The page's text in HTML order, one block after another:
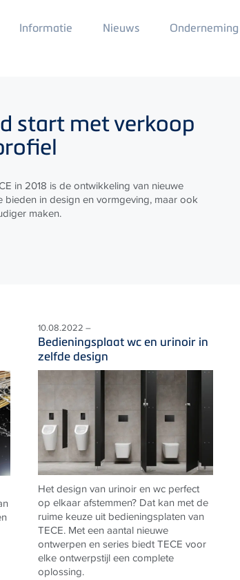
Informatie Nieuws Main
Menu
Onderneming
start met verkoop
in 2018 is de ontwikkeling van nieuwe
bieden in design en vormgeving, maar ook
maken.
10.08.2022 –
Bedieningsplaat wc en urinoir in
zelfde design
Het design van urinoir en wc perfect
op elkaar afstemmen? Dat kan met de
ruime keuze uit bedieningsplaten van
TECE. Met een aantal nieuwe
ontwerpen en series biedtTECE voor
elke ontwerpstijl een complete
oplossing.